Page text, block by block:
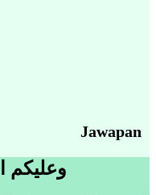
Jawapan
وعليكم